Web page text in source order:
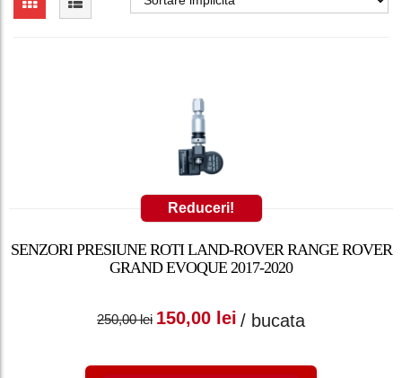
Reduceri!
SENZORI PRESIUNE ROTI LAND-ROVER RANGE ROVER
GRAND EVOQUE 2017-2020
250,00lei
Prețul inițial a fost:
150,00 lei
Prețul curent
/ bucata